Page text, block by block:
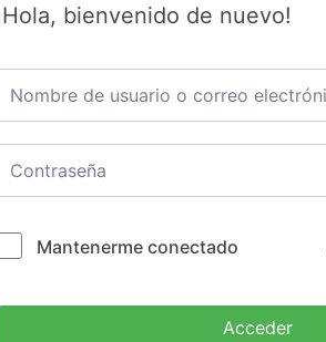
bienvenido de nuevo!
Mantenerme conectado
Acceder